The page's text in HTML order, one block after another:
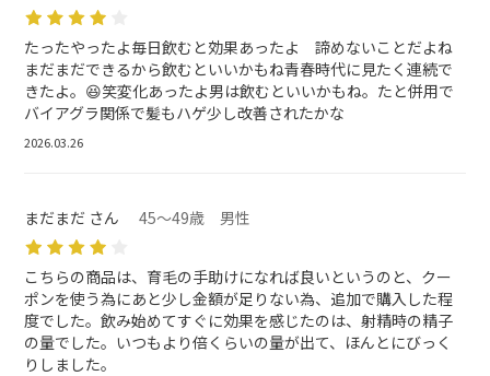
たったやったよ毎日飲むと効果あったよ 諦めないことだよね
まだまだできるから飲むといいかもね青春時代に見たく連続で
きたよ。😆笑変化あったよ男は飲むといいかもね。たと併用で
バイアグラ関係で髪もハゲ少し改善されたかな
2026.03.26
まだまだ さん 45～49歳 男性
こちらの商品は、育毛の手助けになれば良いというのと、クー
ポンを使う為にあと少し金額が足りない為、追加で購入した程
度でした。飲み始めてすぐに効果を感じたのは、射精時の精子
の量でした。いつもより倍くらいの量が出て、ほんとにびっく
りしました。